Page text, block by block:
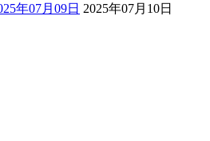
年07月09日 2025年07月10日